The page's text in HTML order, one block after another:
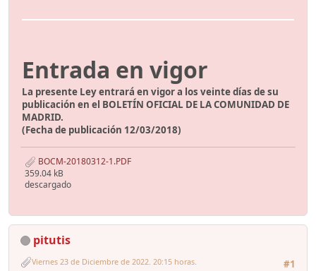
Entrada en vigor
La presente Ley entrará en vigor a los veinte días de su
publicación en el BOLETÍN OFICIAL DE LA COMUNIDAD DE
MADRID.
(Fecha de publicación 12/03/2018)
BOCM-20180312-1.PDF
359.04 kB
descargado
pitutis
#1
Viernes 23 de Diciembre de 2022. 20:15 horas.